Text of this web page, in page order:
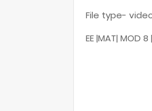
File type-
EE |MAT| MOD